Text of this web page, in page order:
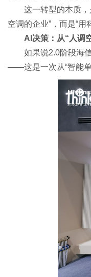
这一转型的本质
空调的企业”，而是“用
AI决策：从“人调
如果说2.0阶段海
——这是一次从“智能单